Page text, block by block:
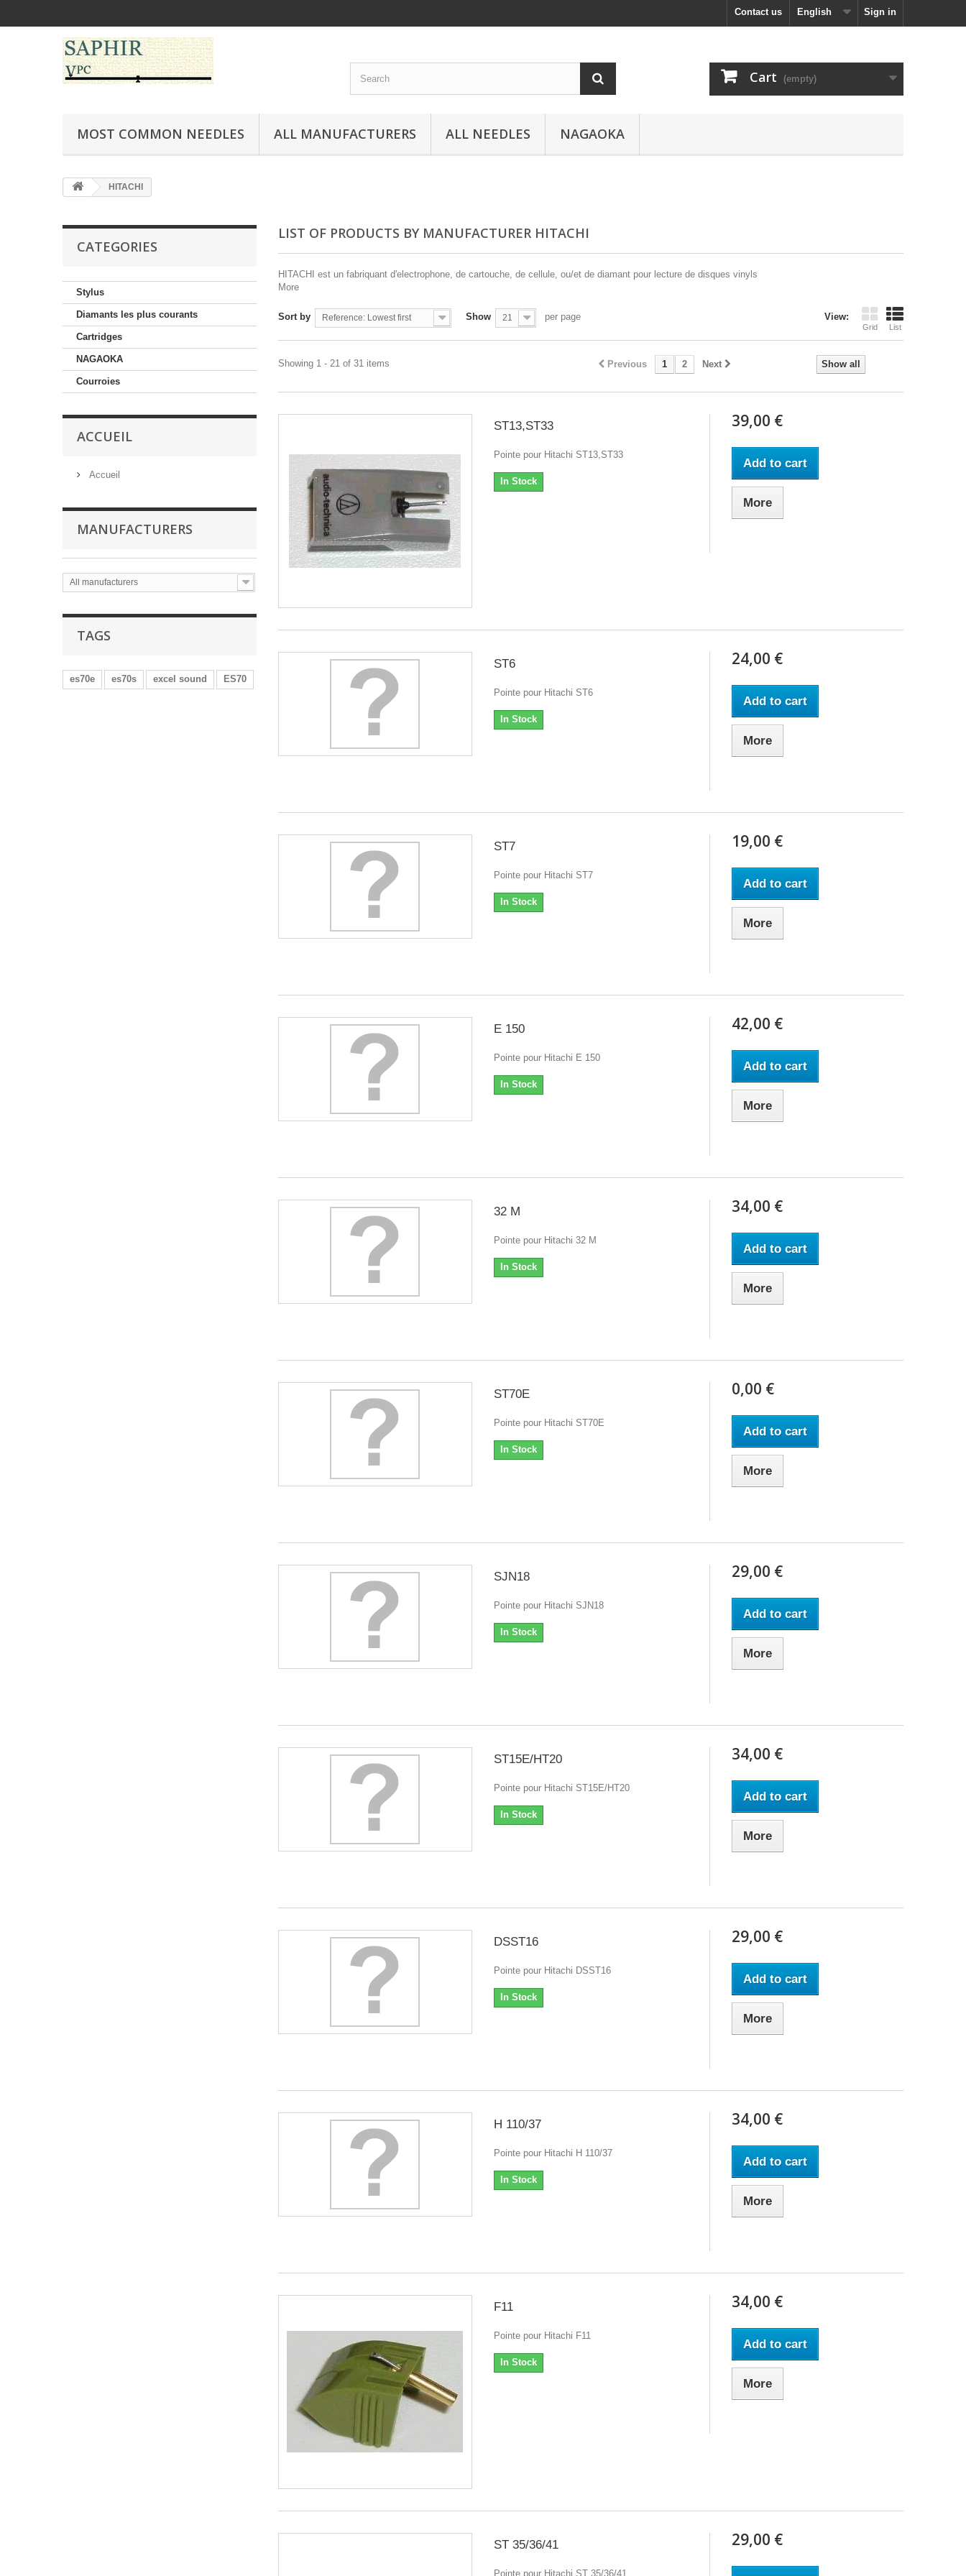
Sign in
English
Contact us
Cart (empty)
MOST COMMON NEEDLES ALL MANUFACTURERS ALL NEEDLES NAGAOKA
HITACHI
CATEGORIES
Stylus
Diamants les plus courants
Cartridges
NAGAOKA
Courroies
ACCUEIL
Accueil
MANUFACTURERS
All manufacturers
TAGS
es70e es70s excel sound ES70
LIST OF PRODUCTS BY MANUFACTURER HITACHI
HITACHI est un fabriquant d'electrophone, de cartouche, de cellule, ou/et de diamant pour lecture de disques vinyls
More
View:
Grid List
Sort by Reference: Lowest first Show 21 per page
Show all
Previous 1 2 Next
Showing 1 - 21 of 31 items
ST13,ST33
Pointe pour Hitachi ST13,ST33
In Stock
39,00 €
Add to cart
More
ST6
Pointe pour Hitachi ST6
In Stock
24,00 €
Add to cart
More
ST7
Pointe pour Hitachi ST7
In Stock
19,00 €
Add to cart
More
E 150
Pointe pour Hitachi E 150
In Stock
42,00 €
Add to cart
More
32 M
Pointe pour Hitachi 32 M
In Stock
34,00 €
Add to cart
More
ST70E
Pointe pour Hitachi ST70E
In Stock
0,00 €
Add to cart
More
SJN18
Pointe pour Hitachi SJN18
In Stock
29,00 €
Add to cart
More
ST15E/HT20
Pointe pour Hitachi ST15E/HT20
In Stock
34,00 €
Add to cart
More
DSST16
Pointe pour Hitachi DSST16
In Stock
29,00 €
Add to cart
More
H 110/37
Pointe pour Hitachi H 110/37
In Stock
34,00 €
Add to cart
More
F11
Pointe pour Hitachi F11
In Stock
34,00 €
Add to cart
More
ST 35/36/41
Pointe pour Hitachi ST 35/36/41
29,00 €